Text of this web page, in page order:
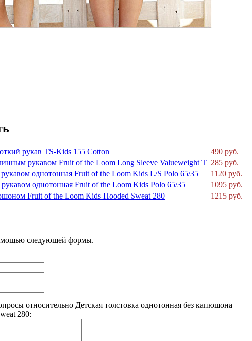
рукав TS-Kids 155 Cotton
490 руб.
рукавом Fruit of the Loom Long Sleeve Valueweight T 285 руб.
однотонная Fruit of the Loom Kids L/S Polo 65/35
1120 руб.
однотонная Fruit of the Loom Kids Polo 65/35
1095 руб.
Fruit of the Loom Kids Hooded Sweat 280
1215 руб.
следующей формы.
относительно Детская толстовка однотонная без капюшона
280: